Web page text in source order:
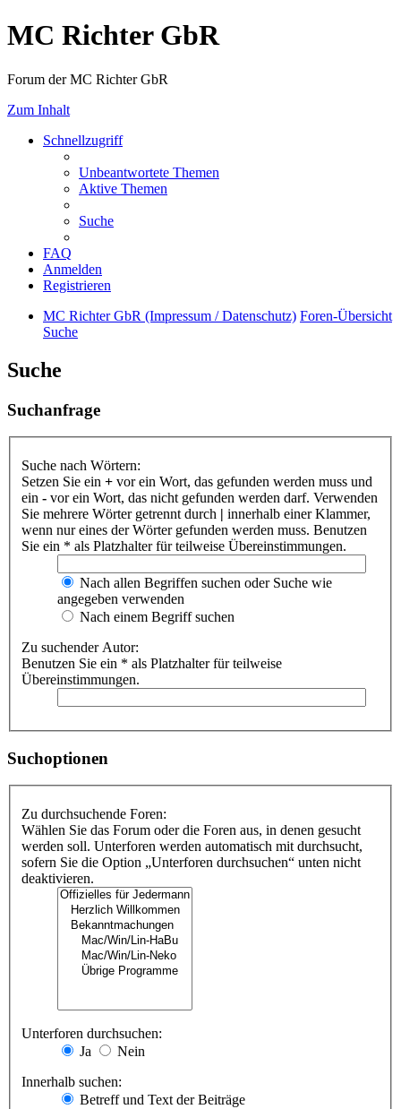
MC Richter GbR
Forum der MC Richter GbR
Zum Inhalt
Schnellzugriff
Unbeantwortete Themen
Aktive Themen
Suche
FAQ
Anmelden
Registrieren
MC Richter GbR (Impressum / Datenschutz) Foren-Übersicht
Suche
Suche
Suchanfrage
Suche nach Wörtern:
Setzen Sie ein + vor ein Wort, das gefunden werden muss und
ein - vor ein Wort, das nicht gefunden werden darf. Verwenden
Sie mehrere Wörter getrennt durch | innerhalb einer Klammer,
wenn nur eines der Wörter gefunden werden muss. Benutzen
Sie ein * als Platzhalter für teilweise Übereinstimmungen.
Nach allen Begriffen suchen oder Suche wie
angegeben verwenden
Nach einem Begriff suchen
Zu suchender Autor:
Benutzen Sie ein * als Platzhalter für teilweise
Übereinstimmungen.
Suchoptionen
Zu durchsuchende Foren:
Wählen Sie das Forum oder die Foren aus, in denen gesucht
werden soll. Unterforen werden automatisch mit durchsucht,
sofern Sie die Option „Unterforen durchsuchen“ unten nicht
deaktivieren.
Unterforen durchsuchen:
Ja
Nein
Innerhalb suchen:
Betreff und Text der Beiträge